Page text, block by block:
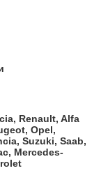
Renault, Alfa
Opel,
Suzuki, Saab,
Mercedes-